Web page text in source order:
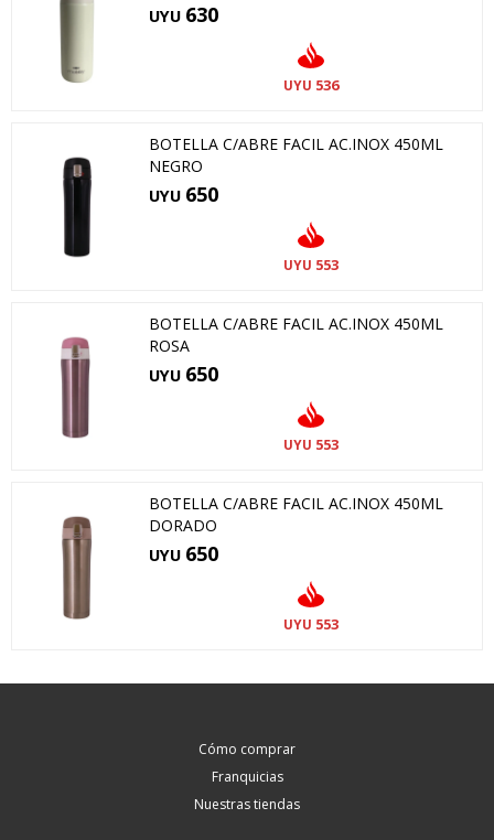
UYU 630
UYU 536
BOTELLA C/ABRE FACIL AC.INOX 450ML
NEGRO
UYU 650
UYU 553
BOTELLA C/ABRE FACIL AC.INOX 450ML
ROSA
UYU 650
UYU 553
BOTELLA C/ABRE FACIL AC.INOX 450ML
DORADO
UYU 650
UYU 553
Cómo comprar
Franquicias
Nuestras tiendas